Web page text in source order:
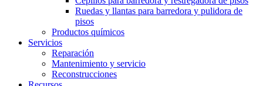
Ruedas y llantas para barredora y pulidora de
pisos
Productos químicos
Servicios
Reparación
Mantenimiento y servicio
Reconstrucciones